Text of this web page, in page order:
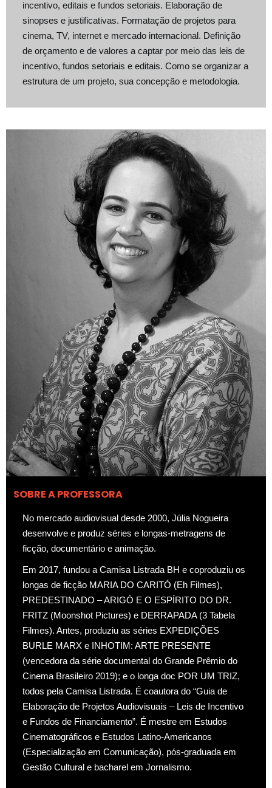
incentivo, editais e fundos setoriais. Elaboração de
sinopses e justificativas. Formatação de projetos para
cinema, TV, internet e mercado internacional. Definição
de orçamento e de valores a captar por meio das leis de
incentivo, fundos setoriais e editais. Como se organizar a
estrutura de um projeto, sua concepção e metodologia.
SOBRE A PROFESSORA
No mercado audiovisual desde 2000, Júlia Nogueira
desenvolve e produz séries e longas-metragens de
ficção, documentário e animação.
Em 2017, fundou a Camisa Listrada BH e coproduziu os
longas de ficção MARIA DO CARITÓ (Eh Filmes),
PREDESTINADO – ARIGÓ E O ESPÍRITO DO DR.
FRITZ (Moonshot Pictures) e DERRAPADA (3 Tabela
Filmes). Antes, produziu as séries EXPEDIÇÕES
BURLE MARX e INHOTIM: ARTE PRESENTE
(vencedora da série documental do Grande Prêmio do
Cinema Brasileiro 2019); e o longa doc POR UM TRIZ,
todos pela Camisa Listrada. É coautora do “Guia de
Elaboração de Projetos Audiovisuais – Leis de Incentivo
e Fundos de Financiamento”. É mestre em Estudos
Cinematográficos e Estudos Latino-Americanos
(Especialização em Comunicação), pós-graduada em
Gestão Cultural e bacharel em Jornalismo.